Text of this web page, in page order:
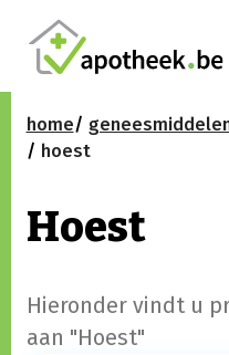
home
hoest
Hoest
Hieronder vindt u
aan "Hoest"